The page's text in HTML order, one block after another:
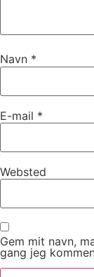
Navn *
E-mail *
Websted
Gem mit navn,
gang jeg